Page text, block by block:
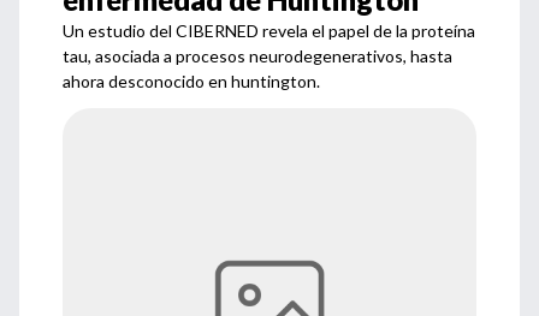
Un estudio del CIBERNED revela el papel de la proteína
tau, asociada a procesos neurodegenerativos, hasta
ahora desconocido en huntington.